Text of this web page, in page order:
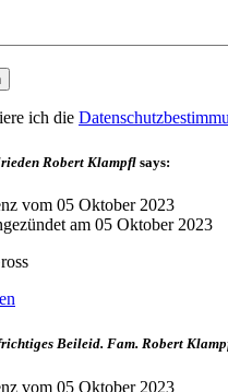
ich die
Robert Klampfl says:
vom 05 Oktober 2023
am 05 Oktober 2023
Beileid. Fam. Robert
vom 05 Oktober 2023